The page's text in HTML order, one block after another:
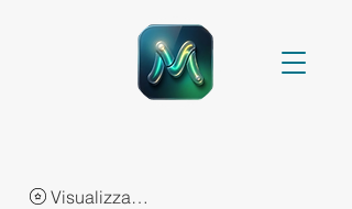
Visualizza punti